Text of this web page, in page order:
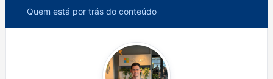
Quem está por trás do conteúdo